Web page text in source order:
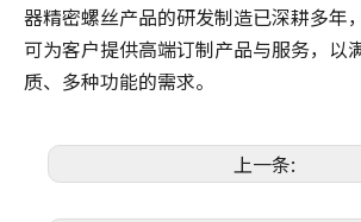
器精密螺丝产品的研发制造已深耕多年
可为客户提供高端订制产品与服务，以
质、多种功能的需求。
上一条: